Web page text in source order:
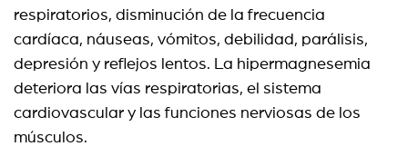
respiratorios, disminución de la frecuencia
cardíaca, náuseas, vómitos, debilidad, parálisis,
depresión y reflejos lentos. La hipermagnesemia
deteriora las vías respiratorias, el sistema
cardiovascular y las funciones nerviosas de los
músculos.